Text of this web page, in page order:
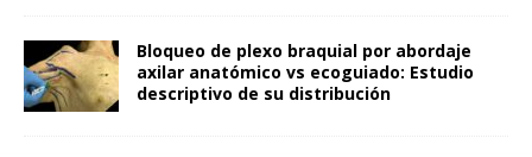
Bloqueo de plexo braquial por abordaje
axilar anatómico vs ecoguiado: Estudio
descriptivo de su distribución